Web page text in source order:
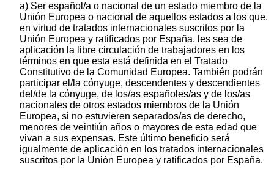
a) Ser español/a o nacional de un estado miembro de la
Unión Europea o nacional de aquellos estados a los que,
en virtud de tratados internacionales suscritos por la
Unión Europea y ratificados por España, les sea de
aplicación la libre circulación de trabajadores en los
términos en que esta está definida en el Tratado
Constitutivo de la Comunidad Europea. También podrán
participar el/la cónyuge, descendentes y descendientes
del/de la cónyuge, de los/as españoles/as y de los/as
nacionales de otros estados miembros de la Unión
Europea, si no estuvieren separados/as de derecho,
menores de veintiún años o mayores de esta edad que
vivan a sus expensas. Este último beneficio será
igualmente de aplicación en los tratados internacionales
suscritos por la Unión Europea y ratificados por España.